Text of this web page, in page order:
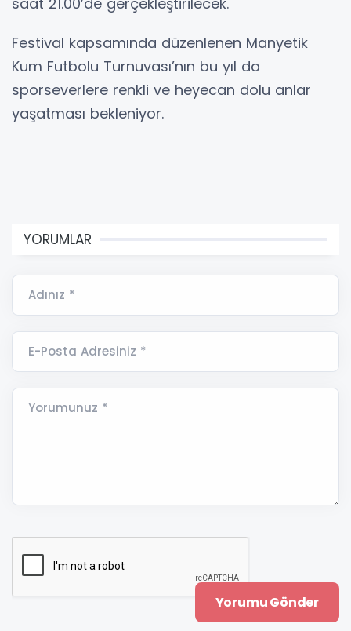
Festival kapsamında düzenlenen Manyetik
Kum Futbolu Turnuvası’nın bu yıl da
sporseverlere renkli ve heyecan dolu anlar
yaşatması bekleniyor.
YORUMLAR
Adınız *
E-Posta Adresiniz *
Yorumunuz *